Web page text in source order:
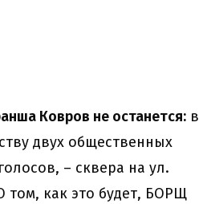
Ковров не останется: в
двух общественных
– сквера на ул.
том, как это будет, БОРЩ